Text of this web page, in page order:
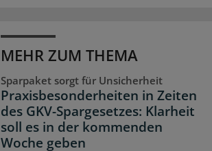
MEHR ZUM THEMA
Sparpaket sorgt für Unsicherheit
Praxisbesonderheiten in Zeiten
des GKV-Spargesetzes: Klarheit
soll es in der kommenden
Woche geben